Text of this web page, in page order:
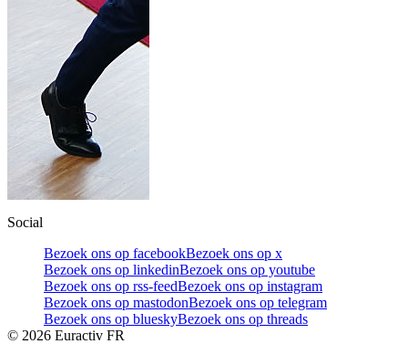
Social
Bezoek ons op facebookBezoek ons op x
Bezoek ons op linkedinBezoek ons op youtube
Bezoek ons op rss-feedBezoek ons op instagram
Bezoek ons op mastodonBezoek ons op telegram
Bezoek ons op blueskyBezoek ons op threads
© 2026 Euractiv FR